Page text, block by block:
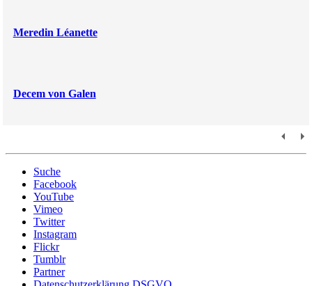
Meredin Léanette
Decem von Galen
Suche
Facebook
YouTube
Vimeo
Twitter
Instagram
Flickr
Tumblr
Partner